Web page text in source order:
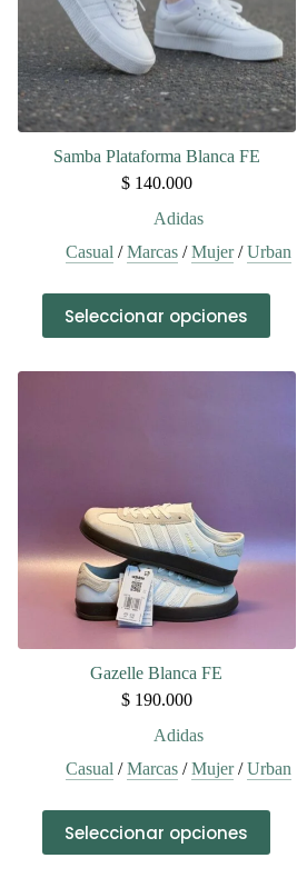
Samba Plataforma Blanca FE
$140.000
Adidas
Casual /Marcas /Mujer/Urban
Seleccionar opciones
producto
tiene
en
la
página
de
producto
Gazelle Blanca FE
$190.000
Adidas
Casual /Marcas /Mujer/Urban
Seleccionar opciones
producto
tiene